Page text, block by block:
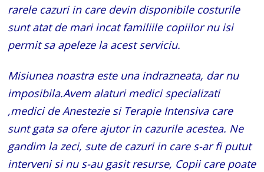
rarele cazuri in care devin disponibile costurile
sunt atat de mari incat familiile copiilor nu isi
permit sa apeleze la acest serviciu.
Misiunea noastra este una indrazneata, dar nu
imposibila.Avem alaturi medici specializati
,medici de Anestezie si Terapie Intensiva care
sunt gata sa ofere ajutor in cazurile acestea. Ne
gandim la zeci, sute de cazuri in care s-ar fi putut
interveni si nu s-au gasit resurse, Copii care poate